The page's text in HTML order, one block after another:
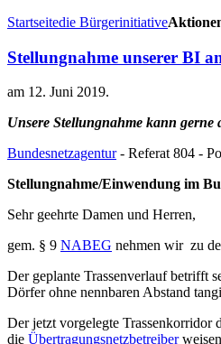
Startseitedie Bürgerinitiative
Stellungnahme unserer BI
am 12. Juni 2019.
Unsere Stellungnahme kann gerne
Bundesnetzagentur- Referat 804 -
Stellungnahme/Einwendung im
Sehr geehrte Damen und Herren,
gem. § 9 NABEG nehmen wir zu
Der geplante Trassenverlauf betrifft
Dörfer ohne nennbaren Abstand
Der jetzt vorgelegte Trassenkorridor
die Übertragungsnetzbetreiber